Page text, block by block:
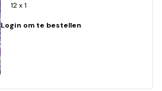
12 x 1
Login om te bestellen